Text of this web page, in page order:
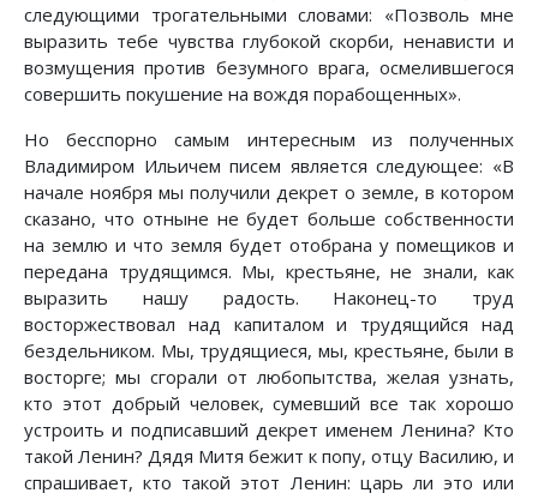
следующими трогательными словами: «Позволь мне
выразить тебе чувства глубокой скорби, ненависти и
возмущения против безумного врага, осмелившегося
совершить покушение на вождя порабощенных».
Но бесспорно самым интересным из полученных
Владимиром Ильичем писем является следующее: «В
начале ноября мы получили декрет о земле, в котором
сказано, что отныне не будет больше собственности
на землю и что земля будет отобрана у помещиков и
передана трудящимся. Мы, крестьяне, не знали, как
выразить нашу радость. Наконец-то труд
восторжествовал над капиталом и трудящийся над
бездельником. Мы, трудящиеся, мы, крестьяне, были в
восторге; мы сгорали от любопытства, желая узнать,
кто этот добрый человек, сумевший все так хорошо
устроить и подписавший декрет именем Ленина? Кто
такой Ленин? Дядя Митя бежит к попу, отцу Василию, и
спрашивает, кто такой этот Ленин: царь ли это или